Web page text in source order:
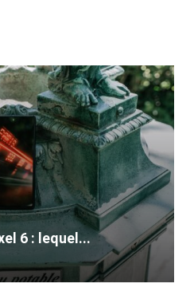
6 : lequel...